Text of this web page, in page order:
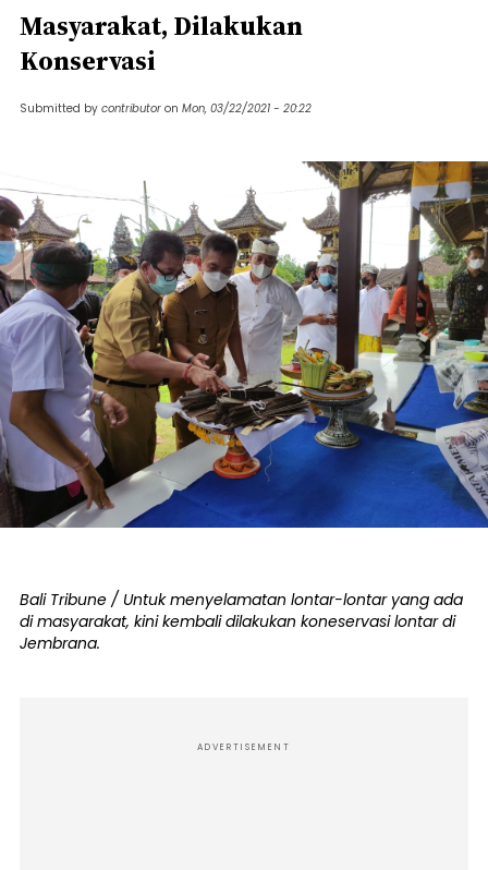
Masyarakat, Dilakukan
Konservasi
Submitted by contributor on Mon, 03/22/2021 - 20:22
Bali Tribune / Untuk menyelamatan lontar-lontar yang ada
di masyarakat, kini kembali dilakukan koneservasi lontar di
Jembrana.
ADVERTISEMENT